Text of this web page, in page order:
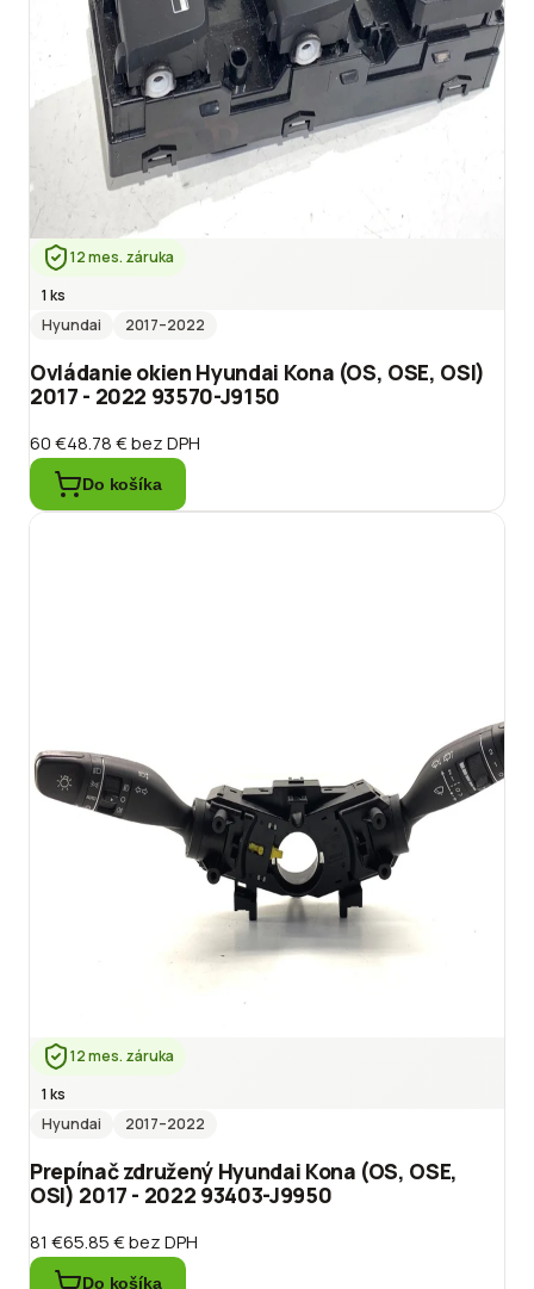
12 mes. záruka
1 ks
Hyundai
2017–2022
Ovládanie okien Hyundai Kona (OS, OSE, OSI)
2017 - 2022 93570-J9150
60 €48.78 €bez DPH
Do košíka
12 mes. záruka
1 ks
Hyundai
2017–2022
Prepínač združený Hyundai Kona (OS, OSE,
OSI) 2017 - 2022 93403-J9950
81 €65.85 €bez DPH
Do košíka